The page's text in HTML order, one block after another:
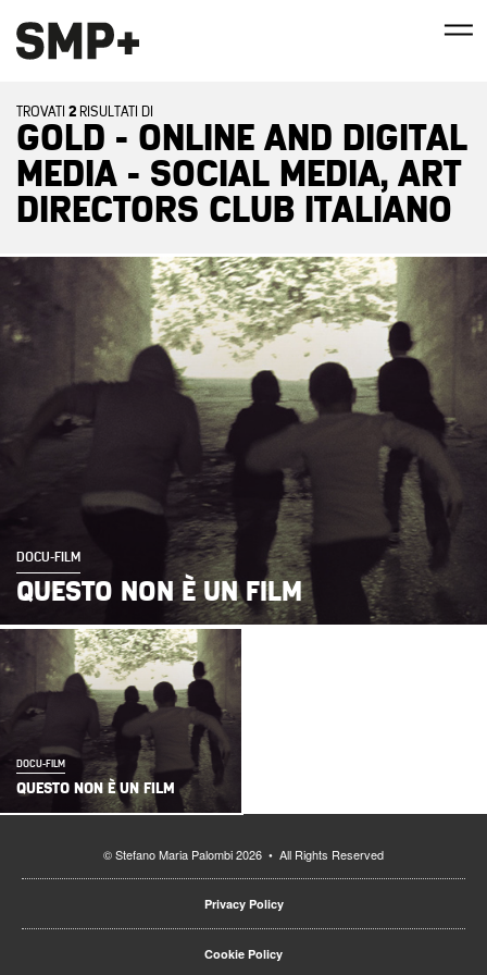
TROVATI 2 RISULTATI DI
GOLD - ONLINE AND DIGITAL
MEDIA - SOCIAL MEDIA, ART
DIRECTORS CLUB ITALIANO
DOCU-FILM
QUESTO NON È UN FILM
DOCU-FILM
QUESTO NON È UN FILM
© Stefano Maria Palombi 2026 • All Rights Reserved
Privacy Policy
Cookie Policy